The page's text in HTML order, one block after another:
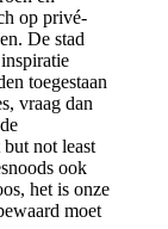
op privé-
De stad
toegestaan
vraag dan
not least
ook
het is onze
moet